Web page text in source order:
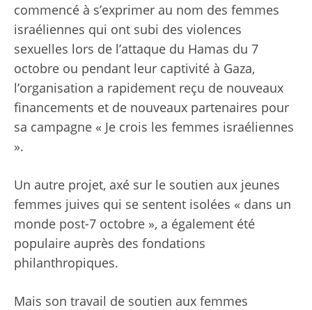
commencé à s’exprimer au nom des femmes
israéliennes qui ont subi des violences
sexuelles lors de l’attaque du Hamas du 7
octobre ou pendant leur captivité à Gaza,
l’organisation a rapidement reçu de nouveaux
financements et de nouveaux partenaires pour
sa campagne « Je crois les femmes israéliennes
».
Un autre projet, axé sur le soutien aux jeunes
femmes juives qui se sentent isolées « dans un
monde post-7 octobre », a également été
populaire auprès des fondations
philanthropiques.
Mais son travail de soutien aux femmes